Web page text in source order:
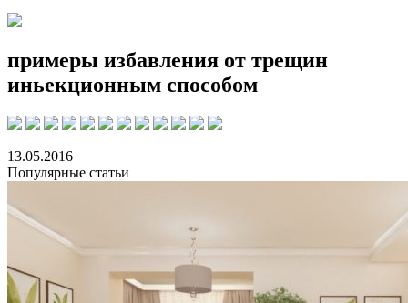
примеры избавления от трещин
иньекционным способом
13.05.2016
Популярные статьи